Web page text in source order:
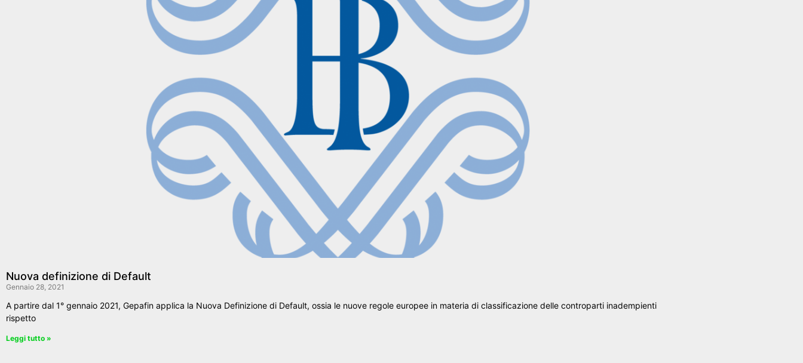
Nuova definizione di Default
Gennaio 28, 2021
A partire dal 1° gennaio 2021, Gepafin applica la Nuova Definizione di Default, ossia le nuove regole europee in materia di classificazione delle controparti inadempienti
rispetto
Leggi tutto »